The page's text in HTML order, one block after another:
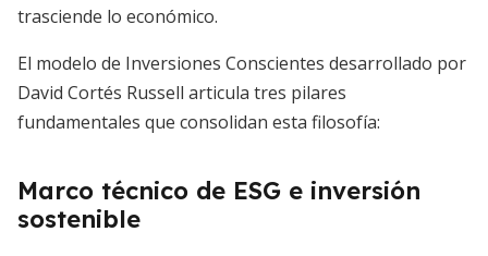
trasciende lo económico.
El modelo de Inversiones Conscientes desarrollado por
David Cortés Russell articula tres pilares
fundamentales que consolidan esta filosofía:
Marco técnico de ESG e inversión
sostenible